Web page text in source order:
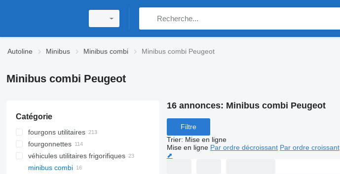
Autoline Minibus Minibus combi Minibus combi Peugeot
Minibus combi Peugeot
Catégorie
fourgons utilitaires
fourgonnettes
véhicules utilitaires frigorifiques
minibus combi
16 annonces: Minibus combi Peugeot
Filtre
Trier: Mise en ligne
Mise en ligne Par ordre décroissant Par ordre croissant
⬈